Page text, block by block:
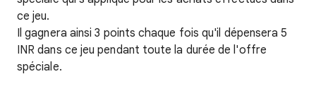
ce jeu.
Il gagnera ainsi 3 points chaque fois qu'il dépensera 5
INR dans ce jeu pendant toute la durée de l'offre
spéciale.